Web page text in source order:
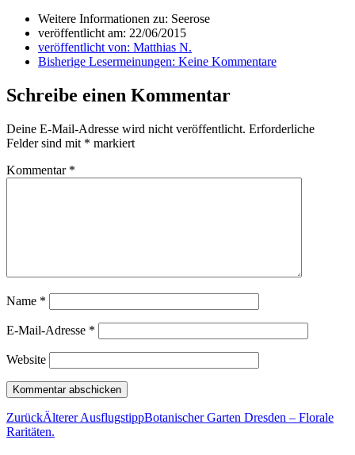
Weitere Informationen zu: Seerose
veröffentlicht am: 22/06/2015
veröffentlicht von: Matthias N.
Bisherige Lesermeinungen: Keine Kommentare
Schreibe einen Kommentar
Deine E-Mail-Adresse wird nicht veröffentlicht. Erforderliche
Felder sind mit * markiert
Kommentar *
Name *
E-Mail-Adresse *
Website
ZurückÄlterer AusflugstippBotanischer Garten Dresden – Florale
Raritäten.